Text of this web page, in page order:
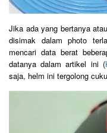
Jika ada yang bertanya
disimak dalam photo
mencari data berat
datanya dalam artikel ini (
saja, helm ini tergolong